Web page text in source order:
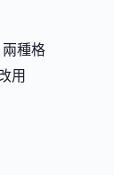
兩種格
用